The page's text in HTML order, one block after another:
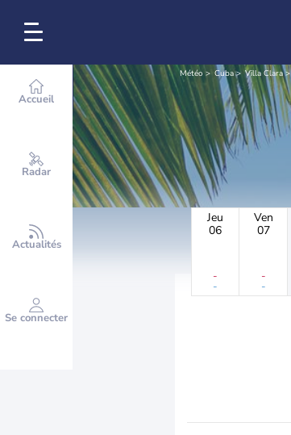
Accueil
Radar
Actualités
Se connecter
Météo Cuba Villa Clara
Jeu
06
-
-
Ven
07
-
-